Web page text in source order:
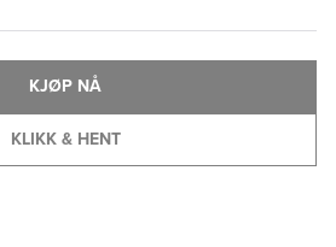
KLIKK & HENT
KJØP NÅ